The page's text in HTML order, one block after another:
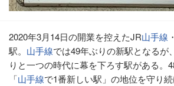
2020年3月14日の開業を控えたJR山手線 ・
駅。 山手線では49年ぶりの新駅となるが
りと一つの時代に幕を下ろす駅がある。
「山手線で1番新しい駅」の地位を守り